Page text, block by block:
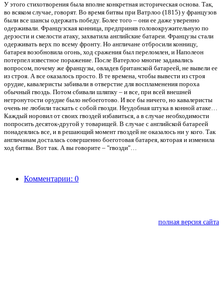
У этого стихотворения была вполне конкретная историческая основа. Так,
во всяком случае, говорят. Во время битвы при Ватрлоо (1815) у французов
были все шансы одержать победу. Более того – они ее даже уверенно
одерживали. Французская конница, предприняв головокружительную по
дерзости и смелости атаку, захватила английские батареи. Французы стали
одерживать верх по всему фронту. Но англичане отбросили конницу,
батарея возобновила огонь, ход сражения был переломлен, и Наполеон
потерпел известное поражение. После Ватерлоо многие задавались
вопросом, почему же французы, овладев британской батареей, не вывели ее
из строя. А все оказалось просто. В те времена, чтобы вывести из строя
орудие, кавалеристы забивали в отверстие для воспламенения пороха
обычный гвоздь. Потом сбивали шляпку – и все, при всей внешней
нетронутости орудие было небоеготово. И все бы ничего, но кавалеристы
очень не любили таскать с собой гвозди. Неудобная штука в конной атаке…
Каждый норовил от своих гвоздей избавиться, а в случае необходимости
попросить десяток-другой у товарищей. В случае с английской батареей
понадеялись все, и в решающий момент гвоздей не оказалось ни у кого. Так
англичанам досталась совершенно боеготовая батарея, которая и изменила
ход битвы. Вот так. А вы говорите – "гвозди"…
Комментарии: 0
полная версия сайта